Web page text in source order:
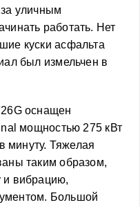
уличным
работать. Нет
куски асфальта
был измельчен в
оснащен
мощностью 275 кВт
минуту. Тяжелая
таким образом,
и вибрацию,
Большой